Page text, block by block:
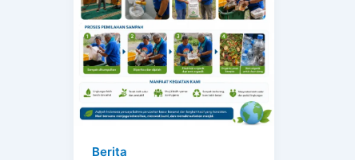
Berita
Wujud
Kesadaran
yang
Nyata
terhadap
Lingkungan